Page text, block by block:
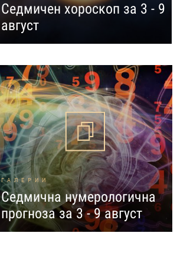
Седмичен хороскоп за 3 - 9
август
ГАЛЕРИИ
Седмична нумерологична
прогноза за 3 - 9 август